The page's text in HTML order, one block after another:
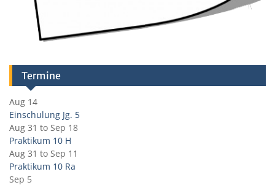
Termine
Aug 14
Einschulung Jg. 5
Aug 31 to Sep 18
Praktikum 10 H
Aug 31 to Sep 11
Praktikum 10 Ra
Sep 5